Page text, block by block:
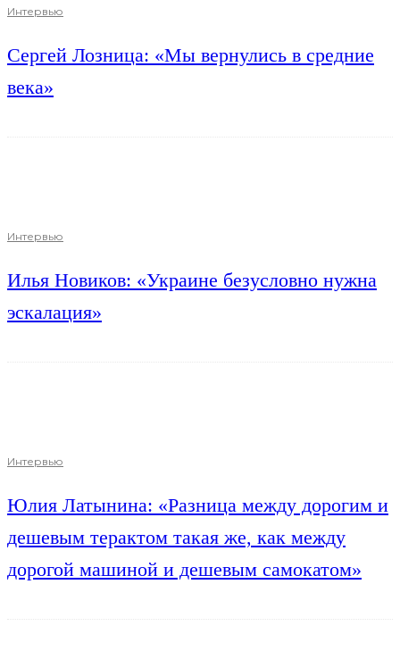
Интервью
Сергей Лозница: «Мы вернулись в средние
века»
Интервью
Илья Новиков: «Украине безусловно нужна
эскалация»
Интервью
Юлия Латынина: «Разница между дорогим и
дешевым терактом такая же, как между
дорогой машиной и дешевым самокатом»